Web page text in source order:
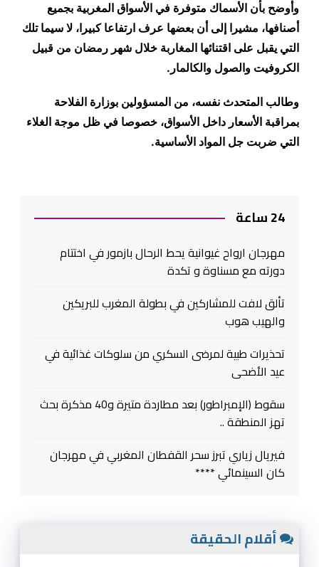
وأوضح بأن الأسماك متوفرة في الأسواق المغربية بجميع
أصنافها، مشيرا إلى أن بعضها عرف ارتفاعا كبيرا، لا سيما تلك
التي يقبل على اقتنائها المغاربة خلال شهر رمضان من قبيل
الكروفيت والصول والكالمار .
وطالب المتحدث نفسه، من المسؤولين بوزارة الفلاحة
بمراقبة الأسعار داخل الأسواق، خصوصا في ظل موجة الغلاء
التي ضربت جل المواد الأساسية.
24 ساعة
مهرجان ارواح غيوانية يحط الرحال بازمور في اختتام
دورته مع مسناوة و تكدة
تألق لافت للمشاركين في بطولة المغرب للبريكين
والهيب هوب
تحذيرات طبية لمرضى السكري من سلوكات غذائية في
عيد الأضحى
سقوط (الإمبراطور) بعد مطاردة متيرة و40 مذكرة بحث
تهز المنطقة ..
فيريال زياري تبرز سحر القفطان المغربي في مهرجان
كان السينمائي ****
أقلام الحقيقة